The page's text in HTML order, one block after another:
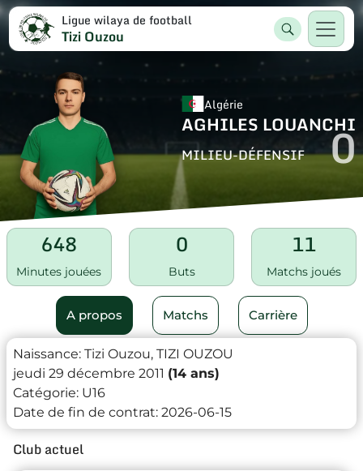
Ligue wilaya de football
Tizi Ouzou
Algérie
AGHILES LOUANCHI
MILIEU-DÉFENSIF 0
648
Minutes jouées
0
Buts
11
Matchs joués
A propos Matchs Carrière
Naissance: Tizi Ouzou, TIZI OUZOU
jeudi 29 décembre 2011 (14 ans)
Catégorie: U16
Date de fin de contrat: 2026-06-15
Club actuel